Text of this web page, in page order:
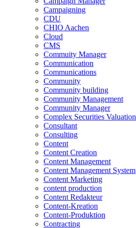
Campaigning
CDU
CHIO Aachen
Cloud
CMS
Commuity Manager
Communication
Communications
Community
Community building
Community Management
Community Manager
Complex Securities Valuation
Consultant
Consulting
Content
Content Creation
Content Management
Content Management System
Content Marketing
content production
Content Redakteur
Content-Kreation
Content-Produktion
Contracting